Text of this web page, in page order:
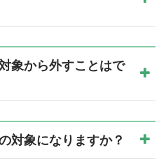
象から外すことはで
対象になりますか？